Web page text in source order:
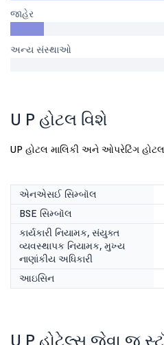
જાહેર
અન્ય સંસ્થાઓ
U P હોટલ વિશે
UP હોટલ માલિકી અને ઓપરેટિંગ
એનએસઈ સિમ્બૉલ
BSE સિમ્બૉલ
કાર્યકારી નિયામક, સંયુક્ત
વ્યવસ્થાપક નિયામક, મુખ્ય
નાણાંકીય અધિકારી
આઇસિન
U P હોટેલ્સ જેવા જ